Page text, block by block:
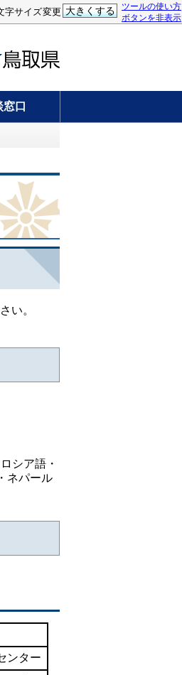
ツールの使い方
ボタンを非表示
字サイズ変更 大きくする
窓口
い。
シア語・
ネパール
ンター